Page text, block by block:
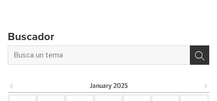
Buscador
January 2025